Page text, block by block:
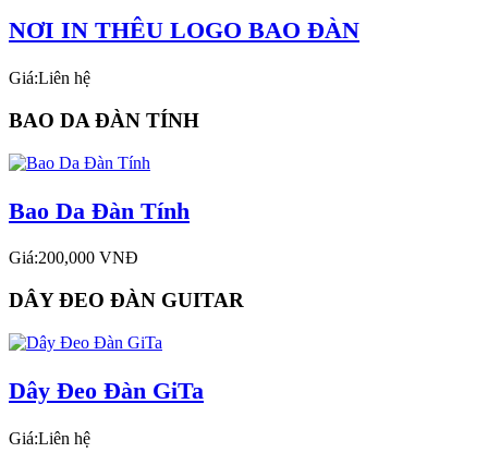
NƠI IN THÊU LOGO BAO ĐÀN
Giá:Liên hệ
BAO DA ĐÀN TÍNH
Bao Da Đàn Tính
Giá:200,000 VNĐ
DÂY ĐEO ĐÀN GUITAR
Dây Đeo Đàn GiTa
Giá:Liên hệ